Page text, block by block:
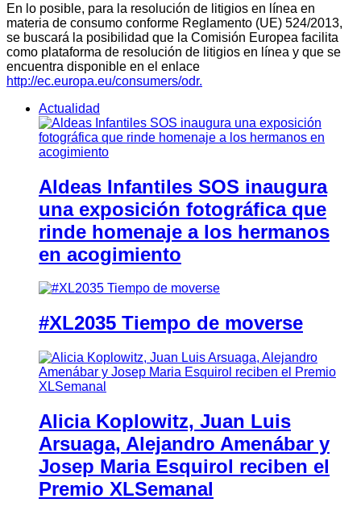
En lo posible, para la resolución de litigios en línea en
materia de consumo conforme Reglamento (UE) 524/2013,
se buscará la posibilidad que la Comisión Europea facilita
como plataforma de resolución de litigios en línea y que se
encuentra disponible en el enlace
http://ec.europa.eu/consumers/odr.
Actualidad
Aldeas Infantiles SOS inaugura
una exposición fotográfica que
rinde homenaje a los hermanos
en acogimiento
#XL2035 Tiempo de moverse
Alicia Koplowitz, Juan Luis
Arsuaga, Alejandro Amenábar y
Josep Maria Esquirol reciben el
Premio XLSemanal